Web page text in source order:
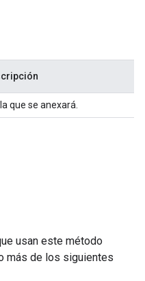
que se anexará.
usan este método
más de los siguientes